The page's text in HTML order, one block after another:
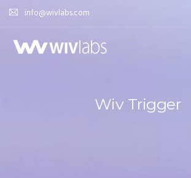
info@wivlabs.com
Wiv Trigger